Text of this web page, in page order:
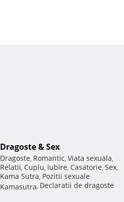
Dragoste & Sex
Dragoste, Romantic, Viata sexuala,
Relatii, Cuplu, Iubire, Casatorie, Sex,
Kama Sutra, Pozitii sexuale
Kamasutra, Declaratii de dragoste